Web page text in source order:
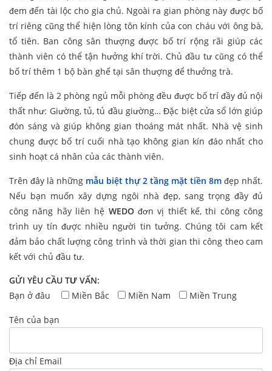
đem đến tài lộc cho gia chủ. Ngoài ra gian phòng này được bố
trí riêng cũng thể hiện lòng tôn kính của con cháu với ông bà,
tổ tiên. Ban công sân thượng được bố trí rộng rãi giúp các
thành viên có thể tận hưởng khí trời. Chủ đầu tư cũng có thể
bố trí thêm 1 bộ bàn ghế tại sân thượng để thưởng trà.
Tiếp đến là 2 phòng ngủ mỗi phòng đều được bố trí đầy đủ nội
thất như: Giường, tủ, tủ đầu giường… Đặc biệt cửa sổ lớn giúp
đón sáng và giúp không gian thoáng mát nhất. Nhà vệ sinh
chung được bố trí cuối nhà tạo không gian kín đáo nhất cho
sinh hoạt cá nhân của các thành viên.
Trên đây là những mẫu biệt thự 2 tầng mặt tiền 8m đẹp nhất.
Nếu bạn muốn xây dựng ngôi nhà đẹp, sang trọng đầy đủ
công năng hãy liên hệ WEDOđơn vị thiết kế, thi công công
trình uy tín được nhiều người tin tưởng. Chúng tôi cam kết
đảm bảo chất lượng công trình và thời gian thi công theo cam
kết với chủ đầu tư.
GỬI YÊU CẦU TƯ VẤN:
Bạn ở đâu
Miền Bắc Miền Nam Miền Trung
Tên của bạn
Địa chỉ Email